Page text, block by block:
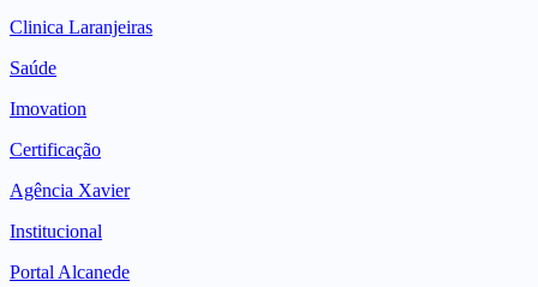
Saúde
Imovation
Certificação
Agência Xavier
Institucional
Portal Alcanede
Notícias